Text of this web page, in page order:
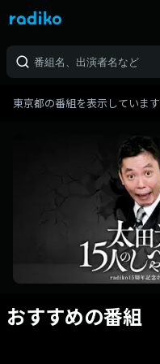
東京都の番組を表示しています
おすすめの番組